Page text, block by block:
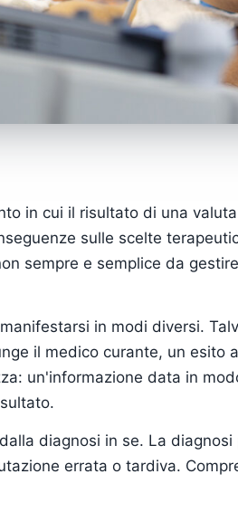
in cui il risultato di una
sulle scelte
sempre e semplice da
in modi diversi.
il medico curante, un esito
un'informazione data in
diagnosi in se. La
errata o tardiva.